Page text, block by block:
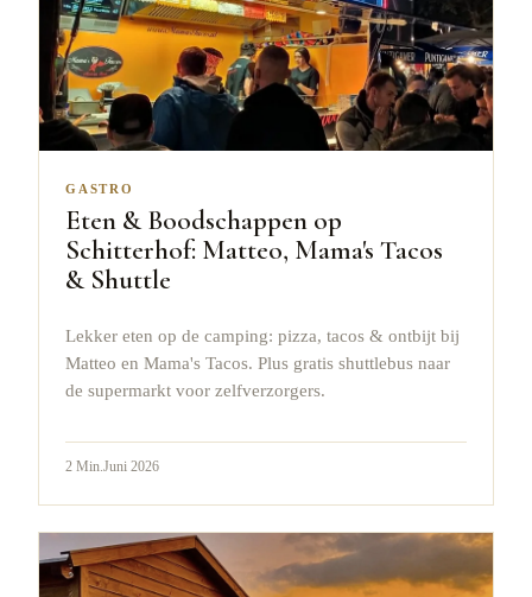
GASTRO
Eten & Boodschappen op
Schitterhof: Matteo, Mama's Tacos
& Shuttle
Lekker eten op de camping: pizza, tacos & ontbijt bij
Matteo en Mama's Tacos. Plus gratis shuttlebus naar
de supermarkt voor zelfverzorgers.
2 Min.Juni 2026